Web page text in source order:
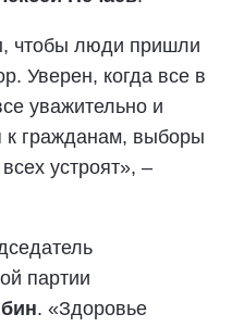
чтобы люди пришли
Уверен, когда все в
уважительно и
к гражданам, выборы
устроят», –
партии
. «Здоровье